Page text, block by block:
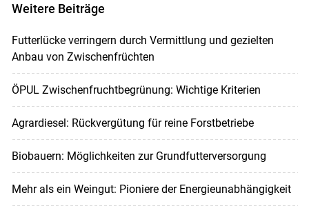
Weitere Beiträge
Futterlücke verringern durch Vermittlung und gezielten
Anbau von Zwischenfrüchten
ÖPUL Zwischenfruchtbegrünung: Wichtige Kriterien
Agrardiesel: Rückvergütung für reine Forstbetriebe
Biobauern: Möglichkeiten zur Grundfutterversorgung
Mehr als ein Weingut: Pioniere der Energieunabhängigkeit